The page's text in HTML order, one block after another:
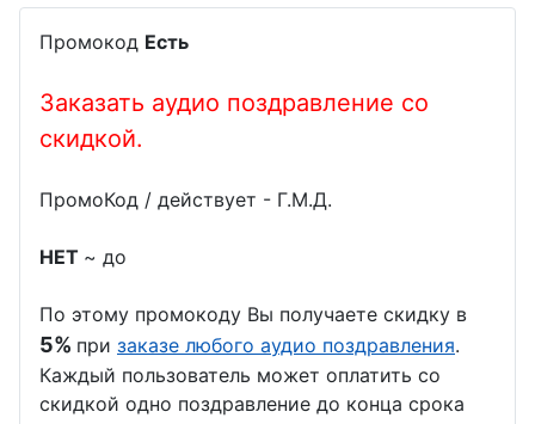
Промокод Есть
Заказать аудио поздравление со
скидкой.
ПромоКод / действует - Г.М.Д.
НЕТ ~ до
По этому промокоду Вы получаете скидку в
5% при заказе любого аудио поздравления.
Каждый пользователь может оплатить со
скидкой одно поздравление до конца срока